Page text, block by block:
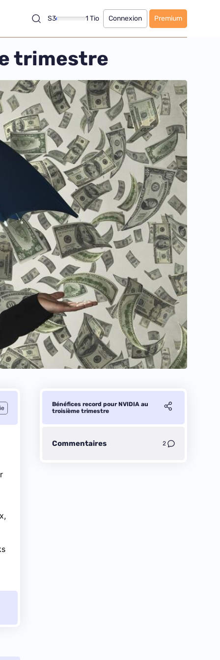
S3 1 Tio Connexion Premium
trimestre
Bénéfices record pour NVIDIA au
troisième trimestre
Commentaires 2